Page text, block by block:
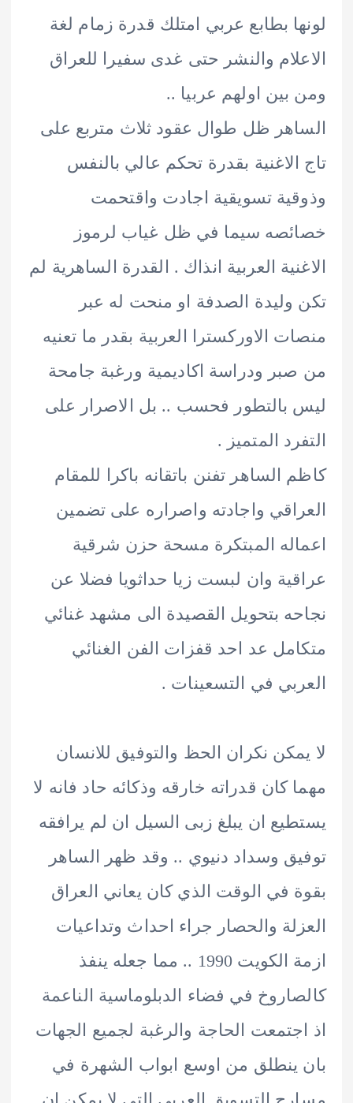
بطابع عربي امتلك قدرة زمام لغة
والنشر حتى غدى سفيرا للعراق
اولهم عربيا ..
ظل طوال عقود ثلاث متربع على
بقدرة تحكم عالي بالنفس
تسويقية اجادت واقتحمت
سيما في ظل غياب لرموز
العربية انذاك . القدرة الساهرية لم
وليدة الصدفة او منحت له عبر
الاوركسترا العربية بقدر ما تعنيه
ودراسة اكاديمية ورغبة جامحة
بالتطور فحسب .. بل الاصرار على
المتميز .
الساهر تفنن باتقانه باكرا للمقام
واجادته واصراره على تضمين
المبتكرة مسحة حزن شرقية
وان لبست زيا حداثويا فضلا عن
بتحويل القصيدة الى مشهد غنائي
عد احد قفزات الفن الغنائي
في التسعينات .
نكران الحظ والتوفيق للانسان
كان قدراته خارقه وذكائه حاد فانه لا
ان يبلغ زبى السيل ان لم يرافقه
وسداد دنيوي .. وقد ظهر الساهر
في الوقت الذي كان يعاني العراق
والحصار جراء احداث وتداعيات
ازمة الكويت 1990 .. مما جعله ينفذ
في فضاء الدبلوماسية الناعمة
الحاجة والرغبة لجميع الجهات
ينطلق من اوسع ابواب الشهرة في